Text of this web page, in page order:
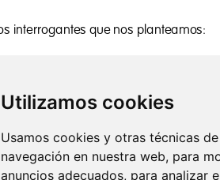
Utilizamos cookies
Usamos cookies y otras técnicas
navegación en nuestra web, para
anuncios adecuados, para analizar